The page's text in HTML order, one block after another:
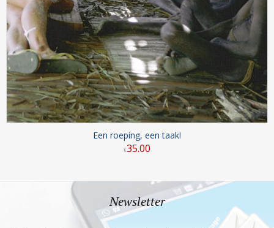
Een roeping, een taak!
€35.00
Newsletter